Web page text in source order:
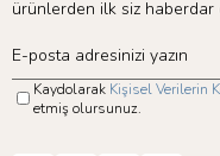
ürünlerden ilk siz haberdar
Kaydolarak Kişisel Verilerin
etmiş olursunuz.